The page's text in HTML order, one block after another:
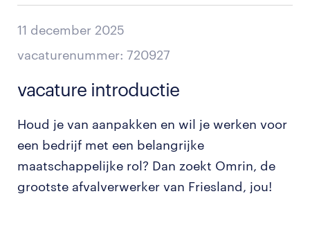
11 december 2025
vacaturenummer: 720927
vacature introductie
Houd je van aanpakken en wil je werken voor
een bedrijf met een belangrijke
maatschappelijke rol? Dan zoekt Omrin, de
grootste afvalverwerker van Friesland, jou!